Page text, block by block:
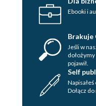
Tworzenie
Tworzenie
Ebooki i
Brakuje
Jeśli w
pojawił.
Self
Dołącz